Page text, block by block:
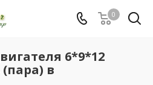
0
6*9*12
(пара) в